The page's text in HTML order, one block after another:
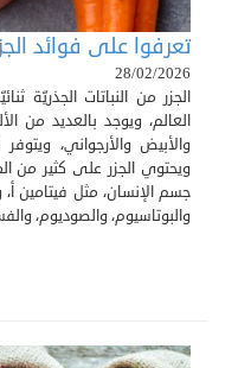
تعرفوا على فوائد
28/02/2026
الجزر من النباتات الجذريّة
العالم، ويوجد بالعديد من
والأبيض والأرجواني،
ويحتوي الجزر على كثير من
جسم الإنسان، مثل فيتامين
والبوتاسيوم، والصوديوم،